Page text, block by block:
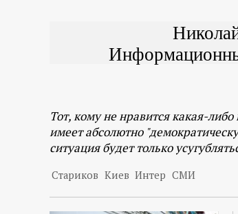
Тот, кому не нравится какая-
имеет абсолютно
ситуация будет только
Стариков Киев Интер СМИ